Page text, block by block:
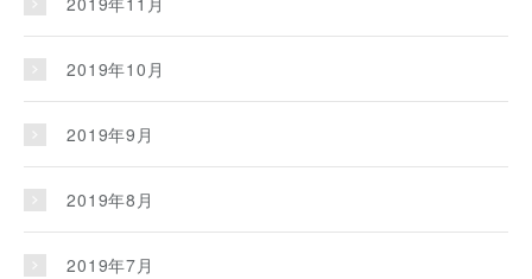
2019年10月
2019年9月
2019年8月
2019年7月